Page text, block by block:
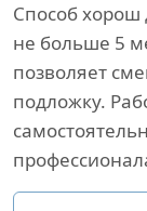
Способ
не больше 5
позволяет
подложку.